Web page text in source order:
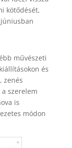
kötődését,
művészeti
és
zenés
szerelem
is
módon